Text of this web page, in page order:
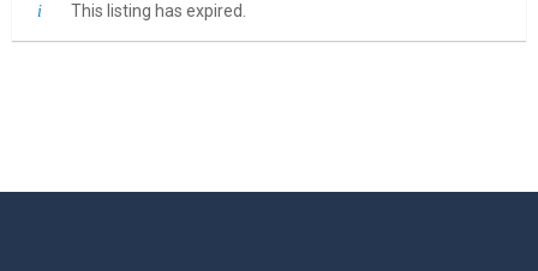
This listing has expired.